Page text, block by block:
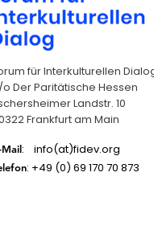
Erasmus+
Jugendprojekte:
als erfahrener
für Interkulturellen
Der Paritätische Hessen
Landstr. 10
Frankfurt am Main
Mail: info(at)fidev.org
: +49 (0) 69 170 70 873